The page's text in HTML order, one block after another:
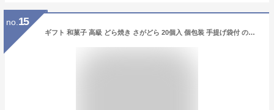
no. 15
ギフト 和菓子 高級 どら焼き さがどら 20個入 個包装 手提げ袋付 のし対応 お菓子 スイーツ どらやき どら焼 ギフト プレゼント お取り寄せ 和菓子ギフト ギフト和菓子 贈答 贈り物 お取り寄せ 詰め合わせ 菓心まるいち まるいち 丸一 冷蔵便